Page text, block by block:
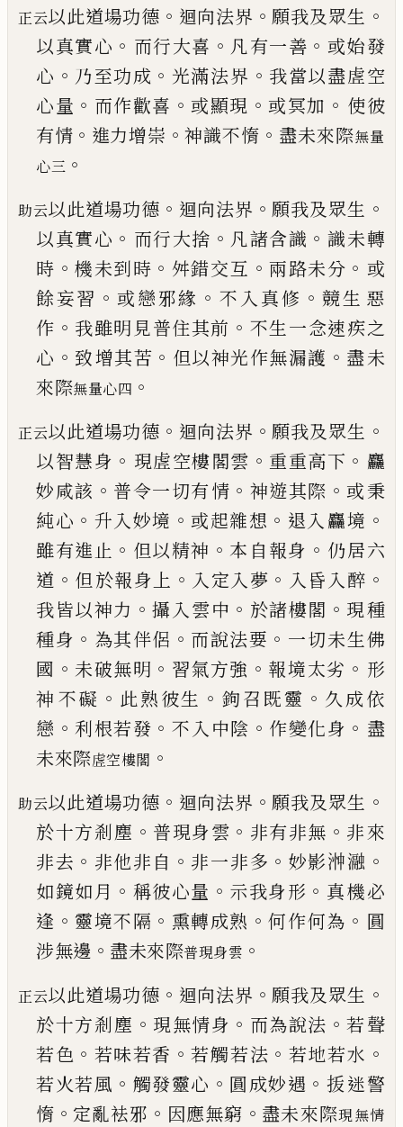
正云以此道場功德 。 迴向法界 。 願我及眾生 。
以真實心 。 而行大喜 。 凡有一善 。 或始發
心 。 乃至功成 。 光滿法界 。 我當以盡虗空
心量 。 而作歡喜 。 或顯現 。 或冥加 。 使彼
有情 。 進力增崇 。 神識不惰 。 盡未來際無量
心三 。
助云以此道場功德 。 迴向法界 。 願我及眾生 。
以真實心 。 而行大捨 。 凡諸含識 。 識未轉
時 。 機未到時 。 舛錯交互 。 兩路未分 。 或
餘妄習 。 或戀邪緣 。 不入真修 。 競生 惡
作 。 我雖明見普住其前 。 不生一念速疾之
心 。 致增其苦 。 但以神光作無漏護 。 盡未
來際無量心四 。
正云以此道場功德 。 迴向法界 。 願我及眾生 。
以智慧身 。 現虗空樓閣雲 。 重重高下 。 麤
妙咸該 。 普令一切有情 。 神遊其際 。 或秉
純心 。 升入妙境 。 或起雜想 。 退入 麤境 。
雖有進止 。 但以精神 。 本自報身 。 仍居六
道 。 但於報身上 。 入定入夢 。 入昏入醉 。
我皆以神力 。 攝入雲中 。 於諸樓閣 。 現種
種身 。 為其伴侶 。 而說法要 。 一切未生佛
國 。 未破無明 。 習氣方強 。 報境太劣 。 形
神 不礙 。 此熟彼生 。 鉤召既靈 。 久成依
戀 。 利根若發 。 不 入中陰 。 作變化身 。 盡
未來際虗空樓閣 。
助云以此道場功德 。 迴向法界 。 願我及眾生 。
於十方剎塵 。 普現身雲 。 非有非無 。 非來
非去 。 非他非自 。 非一非多 。 妙影浺瀜 。
如鏡如月 。 稱彼心量 。 示我身形 。 真機必
逢 。 靈境不隔 。 熏轉成熟 。 何作何為 。 圓
涉無邊 。 盡未來際普現身雲 。
正云以此道場功德 。 迴向法界 。 願我及眾生 。
於十方剎塵 。 現無情身 。 而為說法 。 若聲
若色 。 若味若香 。 若觸若法 。 若地若水 。
若火若風 。 觸發靈心 。 圓成妙遇 。 㧞迷警
惰 。 定亂袪邪 。 因應無窮 。 盡未來際現無情